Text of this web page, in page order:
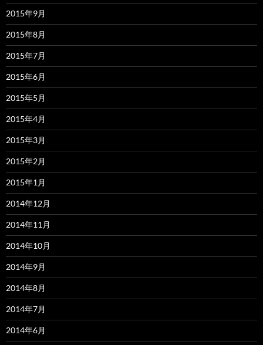
2015年9月
2015年8月
2015年7月
2015年6月
2015年5月
2015年4月
2015年3月
2015年2月
2015年1月
2014年12月
2014年11月
2014年10月
2014年9月
2014年8月
2014年7月
2014年6月